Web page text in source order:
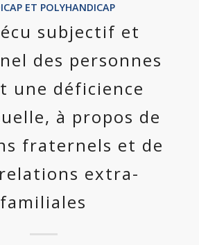
ET POLYHANDICAP
subjectif et
des personnes
une déficience
à propos de
fraternels et de
extra-
familiales